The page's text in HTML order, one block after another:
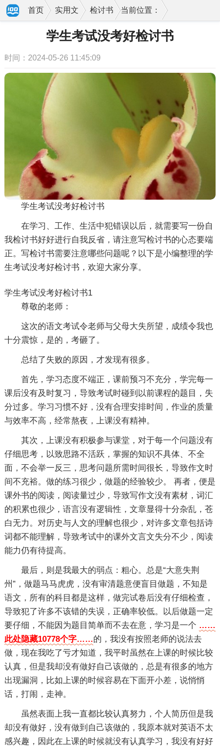
当前位置：
首页 实用文 检讨书
学生考试没考好检讨书
时间：2024-05-26 11:45:09
学生考试没考好检讨书
在学习、工作、生活中犯错误以后，就需要写一份自
我检讨书好好进行自我反省，请注意写检讨书的心态要端
正。写检讨书需要注意哪些问题呢？以下是小编整理的学
生考试没考好检讨书，欢迎大家分享。
学生考试没考好检讨书1
尊敬的老师：
这次的语文考试令老师与父母大失所望，成绩令我也
十分震惊，是的，考砸了。
总结了失败的原因，才发现有很多。
首先，学习态度不端正，课前预习不充分，学完每一
课后没有及时复习，导致考试时碰到以前课程的题目，失
分过多。学习习惯不好，没有合理安排时间，作业的质量
与效率不高，经常熬夜，上课没有精神。
其次，上课没有积极参与课堂，对于每一个问题没有
仔细思考，以致思路不活跃，掌握的知识不具体、不全
面，不会举一反三，思考问题所需时间很长，导致作文时
间不充裕。做的练习很少，做题的经验较少。 再者，便是
课外书的阅读，阅读量过少，导致写作文没有素材，词汇
的积累也很少，语言没有逻辑性，文章显得十分杂乱，苍
白无力。对历史与人文的理解也很少，对许多文章包括诗
词都不能理解，导致考试中的课外文言文失分不少，阅读
能力仍有待提高。
最后，则是我最大的弱点：粗心。总是“大意失荆
州”，做题马马虎虎，没有审清题意便盲目做题，不知是
语文，所有的科目都是这样，做完试卷后没有仔细检查，
导致犯了许多不该错的失误，正确率较低。以后做题一定
要仔细，不能因为题目简单而不去在意，学习是一个 ……
此处隐藏10778个字……的，我没有按照老师的说法去
做，现在我吃了亏才知道，我平时虽然在上课的时候比较
认真，但是我却没有做好自己该做的，总是有很多的地方
出现漏洞，比如上课的时候容易在下面开小差，说悄悄
话，打闹，走神。
虽然表面上我一直都比较认真努力，个人简历但是我
却没有做好，没有做到自己该做的，我原本就对英语不太
感兴趣，因此在上课的时候就没有认真学习，我没有好好